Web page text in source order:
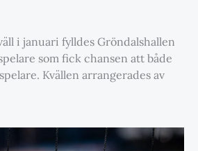
i januari fylldes Gröndalshallen
som fick chansen att både
Kvällen arrangerades av